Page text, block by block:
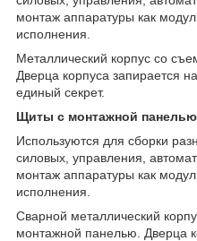
монтаж аппаратуры как
исполнения.
Металлический корпус со
Дверца корпуса запирается
единый секрет.
Щиты с монтажной панелью
Используются для сборки
силовых, управления,
монтаж аппаратуры как
исполнения.
Сварной металлический
монтажной панелью. Дверца